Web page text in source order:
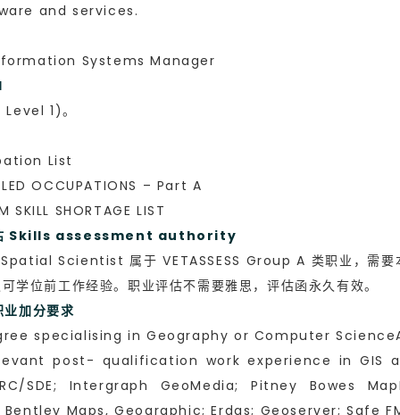
and services.
Systems Manager
1)。
List
OCCUPATIONS – Part A
SKILL SHORTAGE LIST
估 Skills assessment authority
Scientist 属于 VETASSESS Group A 类职业，需要
学位前工作经验。职业评估不需要雅思，评估函永久有效。
加分要求
specialising in Geography or Computer
post- qualification work experience in GIS
SDE; Intergraph GeoMedia; Pitney Bowes
Maps, Geographic; Erdas; Geoserver; Safe